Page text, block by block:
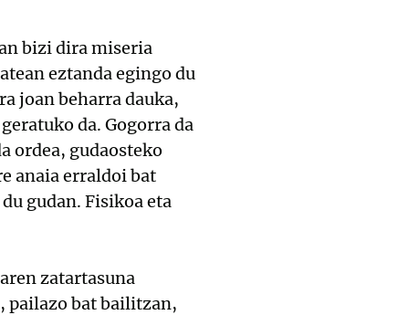
bizi dira miseria
eztanda egingo du
joan beharra dauka,
da. Gogorra da
ordea, gudaosteko
anaia erraldoi bat
gudan. Fisikoa eta
zatartasuna
pailazo bat bailitzan,